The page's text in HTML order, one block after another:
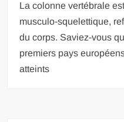
La colonne vertébrale
musculo-squelettique,
du corps. Saviez-vous
premiers pays
atteints